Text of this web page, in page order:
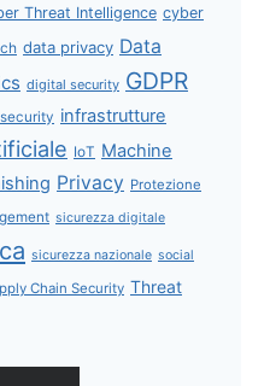
Threat Intelligence cyber
data privacy Data
digital security GDPR
infrastrutture
IoT Machine
Privacy Protezione
sicurezza digitale
sicurezza nazionale social
Chain Security Threat